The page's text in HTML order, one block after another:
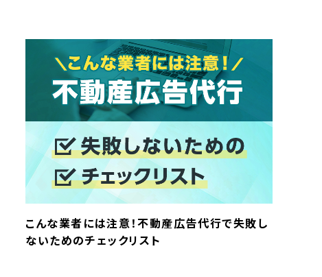
こんな業者には注意！不動産広告代行で失敗し
ないためのチェックリスト